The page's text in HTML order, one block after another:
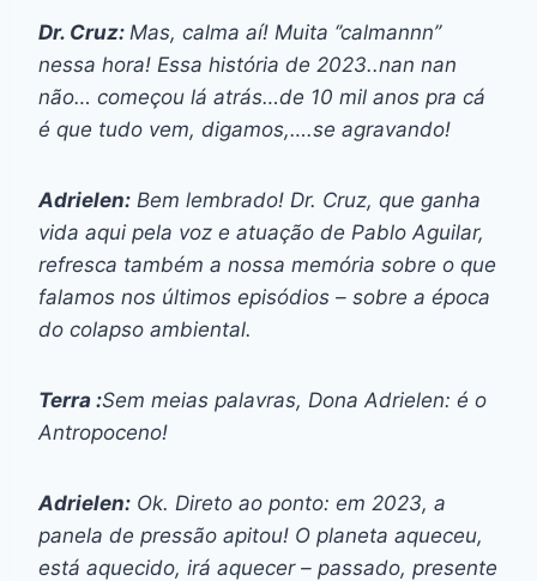
Dr. Cruz: Mas, calma aí! Muita ‘’calmannn’’
nessa hora! Essa história de 2023..nan nan
não… começou lá atrás…de 10 mil anos pra cá
é que tudo vem, digamos,….se agravando!
Adrielen: Bem lembrado! Dr. Cruz, que ganha
vida aqui pela voz e atuação de Pablo Aguilar,
refresca também a nossa memória sobre o que
falamos nos últimos episódios – sobre a época
do colapso ambiental.
Terra :Sem meias palavras, Dona Adrielen: é o
Antropoceno!
Adrielen: Ok. Direto ao ponto: em 2023, a
panela de pressão apitou! O planeta aqueceu,
está aquecido, irá aquecer – passado, presente